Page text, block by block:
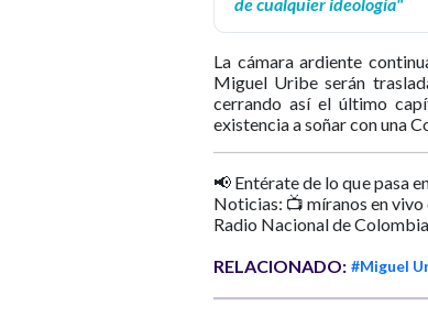
La cámara ardiente
Miguel Uribe serán
cerrando así el último
existencia a soñar con una
📢 Entérate de lo que pasa
Noticias: 📺 míranos en vivo
Radio Nacional de
RELACIONADO: #Miguel